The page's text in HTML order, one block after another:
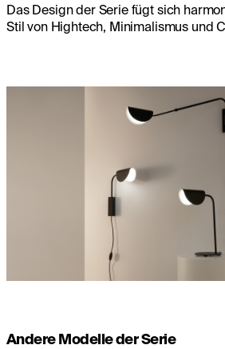
Das Design der Serie fügt sich
Stil von Hightech, Minimalismus und
Andere Modelle der Serie